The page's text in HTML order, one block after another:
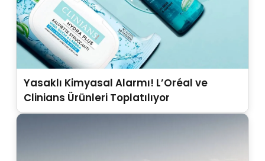
Yasaklı Kimyasal Alarmı! L’Oréal ve
Clinians Ürünleri Toplatılıyor